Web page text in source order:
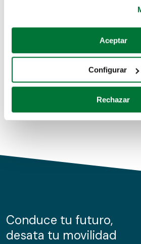
Si lo permite, también quisiéramos:
Recopilar información sobre su
Identificar su dispositivo
para buscar características
Obtenga más información sobre
de cookies.
información sobre el uso que haga
nuestros partners de redes
Aceptar
Configurar
Rechazar
Coches de segunda mano
Coches de km0
Conduce tu futuro,
desata tu movilidad